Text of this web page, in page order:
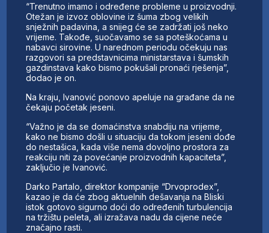
“Trenutno imamo i određene probleme u proizvodnji.
Otežan je izvoz oblovine iz šuma zbog velikih
snježnih padavina, a snijeg će se zadržati još neko
vrijeme. Takođe, suočavamo se sa poteškoćama u
nabavci sirovine. U narednom periodu očekuju nas
razgovori sa predstavnicima ministarstava i šumskih
gazdinstava kako bismo pokušali pronaći rješenja”,
dodao je on.
Na kraju, Ivanović ponovo apeluje na građane da ne
čekaju početak jeseni.
“Važno je da se domaćinstva snabdiju na vrijeme,
kako ne bismo došli u situaciju da tokom jeseni dođe
do nestašica, kada više nema dovoljno prostora za
reakciju niti za povećanje proizvodnih kapaciteta”,
zaključio je Ivanović.
Darko Partalo, direktor kompanije “Drvoprodex”,
kazao je da će zbog aktuelnih dešavanja na Bliski
istok gotovo sigurno doći do određenih turbulencija
na tržištu peleta, ali izražava nadu da cijene neće
značajno rasti.